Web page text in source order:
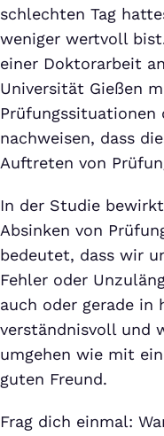
schlechten Tag
weniger wertvoll
einer Doktorarbeit
Universität Gießen
nachweisen, dass
Auftreten von
In der Studie
Absinken von
bedeutet, dass wir
Fehler oder
auch oder gerade in
verständnisvoll und
umgehen wie mit
guten Freund.
Frag dich einmal: